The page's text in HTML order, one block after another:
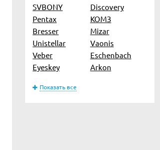
SVBONY
Discovery
Pentax
КОМЗ
Bresser
Mizar
Unistellar
Vaonis
Veber
Eschenbach
Eyeskey
Arkon
Показать все